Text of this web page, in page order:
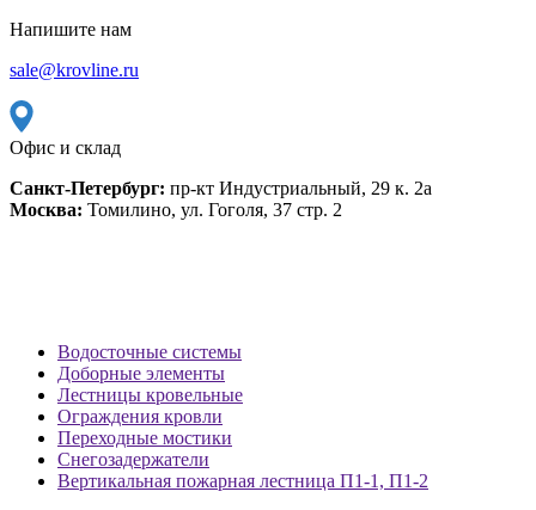
Напишите нам
sale@krovline.ru
Офис и склад
Санкт-Петербург: пр-кт Индустриальный, 29 к. 2а
Москва: Томилино, ул. Гоголя, 37 стр. 2
Водосточные системы
Доборные элементы
Лестницы кровельные
Ограждения кровли
Переходные мостики
Снегозадержатели
Вертикальная пожарная лестница П1-1, П1-2